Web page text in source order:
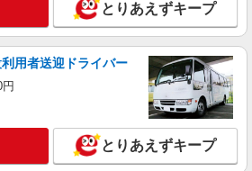
とりあえずキープ
用者送迎ドライバー
とりあえずキープ